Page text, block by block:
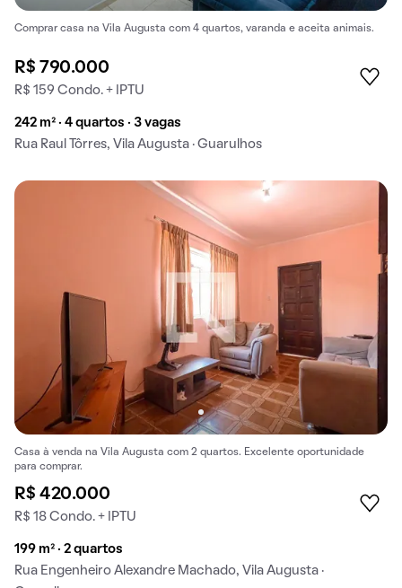
Comprar casa na Vila Augusta com 4 quartos, varanda e aceita animais.
R$ 790.000
R$ 159 Condo. + IPTU
242 m² · 4 quartos · 3 vagas
Rua Raul Tôrres, Vila Augusta · Guarulhos
Casa à venda na Vila Augusta com 2 quartos. Excelente oportunidade
para comprar.
R$ 420.000
R$ 18 Condo. + IPTU
199 m² · 2 quartos
Rua Engenheiro Alexandre Machado, Vila Augusta ·